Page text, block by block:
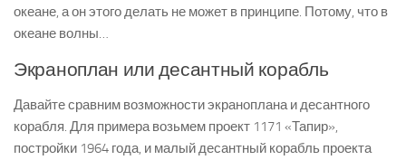
океане, а он этого делать не может в принципе. Потому, что в
океане волны…
Экраноплан или десантный корабль
Давайте сравним возможности экраноплана и десантного
корабля. Для примера возьмем проект 1171 «Тапир»,
постройки 1964 года, и малый десантный корабль проекта